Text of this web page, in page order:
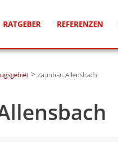
RATGEBER REFERENZEN
> Zaunbau Allensbach